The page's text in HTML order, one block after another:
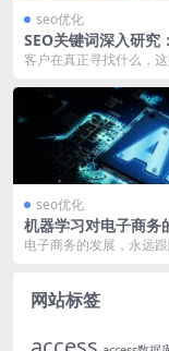
seo优化
SEO关键词深入研究
在客户转化率的方法
客户在真正寻找什么，
问题的时候，你会发现...
seo优化
机器学习对电子商务
哪些？
电子商务的发展，永远
网站标签